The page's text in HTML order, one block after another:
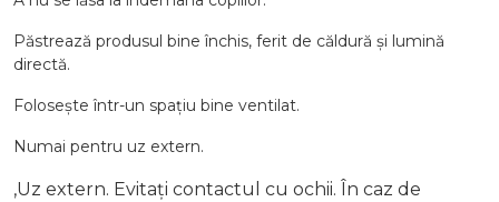
Păstrează produsul bine închis, ferit de căldură și lumină
directă.
Folosește într-un spațiu bine ventilat.
Numai pentru uz extern.
,Uz extern. Evitați contactul cu ochii. În caz de